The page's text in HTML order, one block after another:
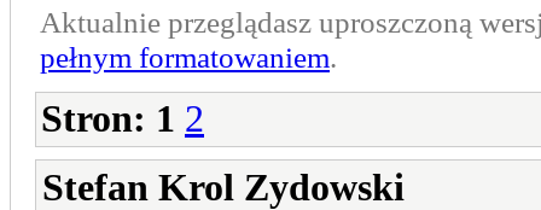
Aktualnie przeglądasz uproszczoną
pełnym formatowaniem.
Stron: 1 2
Stefan Krol Zydowski